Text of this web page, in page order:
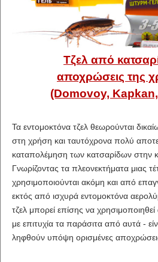
Τζελ από
αποχρώσεις της
(Domovoy,
Τα εντομοκτόνα τζελ θεωρούνται
στη χρήση και ταυτόχρονα πολύ
καταπολέμηση των κατσαρίδων στην
Γνωρίζοντας τα πλεονεκτήματα μιας
χρησιμοποιούνται ακόμη και από
εκτός από ισχυρά εντομοκτόνα
τζελ μπορεί επίσης να
με επιτυχία τα παράσιτα από αυτά -
ληφθούν υπόψη ορισμένες